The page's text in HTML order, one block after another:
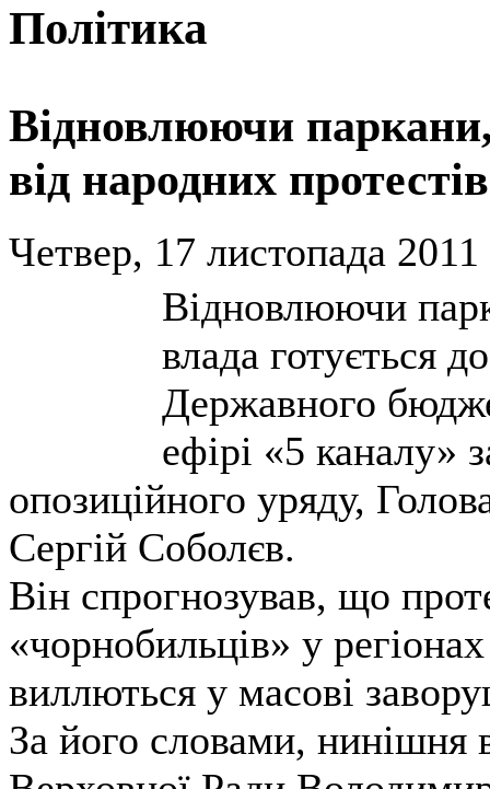
Політика
Відновлюючи паркани,
від народних протестів
Четвер, 17 листопада
Відновлюючи
влада готується
Державного
ефірі «5 каналу»
опозиційного уряду,
Сергій Соболєв.
Він спрогнозував, що
«чорнобильців» у
виллються у масові
За його словами, нинішня